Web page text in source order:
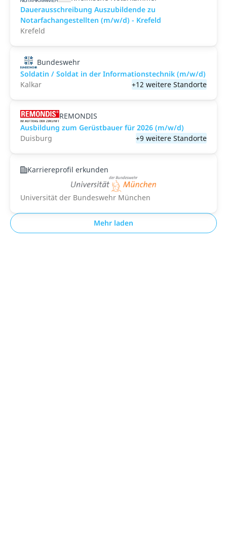
Dauerausschreibung Auszubildende zu
Notarfachangestellten (m/w/d) - Krefeld
Krefeld
Bundeswehr
Soldatin / Soldat in der Infor­mations­technik (m/w/d)
Kalkar
+12 weitere Standorte
REMONDIS
Ausbildung zum Gerüstbauer für 2026 (m/w/d)
Duisburg
+9 weitere Standorte
Karriereprofil erkunden
Universität der Bundeswehr München
Mehr laden